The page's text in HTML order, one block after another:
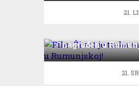
21.
nagrađen u
21.